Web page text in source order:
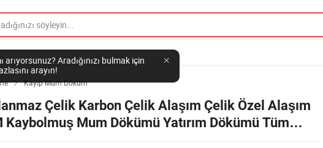
arıyorsunuz? Aradığınızı bulmak için
arayın!
 Kayıp Mum Döküm
Çelik Karbon Çelik Alaşım Çelik Özel Alaşım
Kaybolmuş Mum Dökümü Yatırım Dökümü Tüm
Makine Parçaları için